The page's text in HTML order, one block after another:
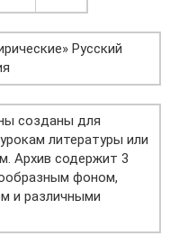
Русский
созданы для
литературы или
Архив содержит 3
фоном,
и различными